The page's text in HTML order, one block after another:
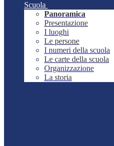
Scuola
Panoramica
Presentazione
I luoghi
Le persone
I numeri della scuola
Le carte della scuola
Organizzazione
La storia